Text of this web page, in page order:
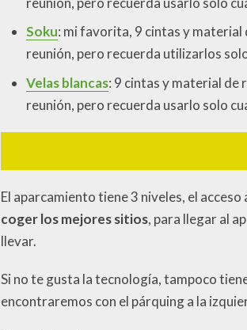
Soku: mi favorita, 9 cintas y material
reunión, pero recuerda utilizarlos
Velas blancas: 9 cintas y material de
reunión, pero recuerda usarlo solo
El aparcamiento tiene 3 niveles, el
coger los mejores sitios, para llegar al
llevar.
Si no te gusta la tecnología, tampoco
encontraremos con el párquing a la